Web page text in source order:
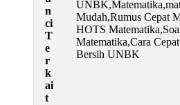
n
ci
T
e
r
k
ai
t
Mudah,Rumus Cepat
HOTS
Matematika,Cara
Bersih UNBK